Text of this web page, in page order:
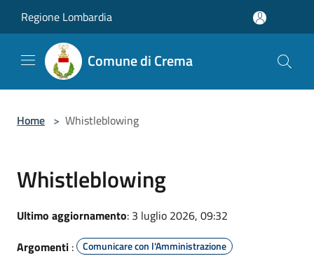
Regione Lombardia
Comune di Crema
Home > Whistleblowing
Whistleblowing
Ultimo aggiornamento: 3 luglio 2026, 09:32
Argomenti : Comunicare con l'Amministrazione